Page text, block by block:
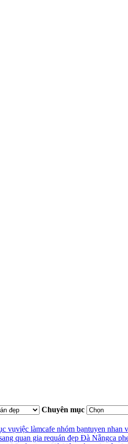
Chuyên mục
vụviệc làmcafe nhóm bạntuyen nhan
quan gia requán đẹp Đà Nẵngca